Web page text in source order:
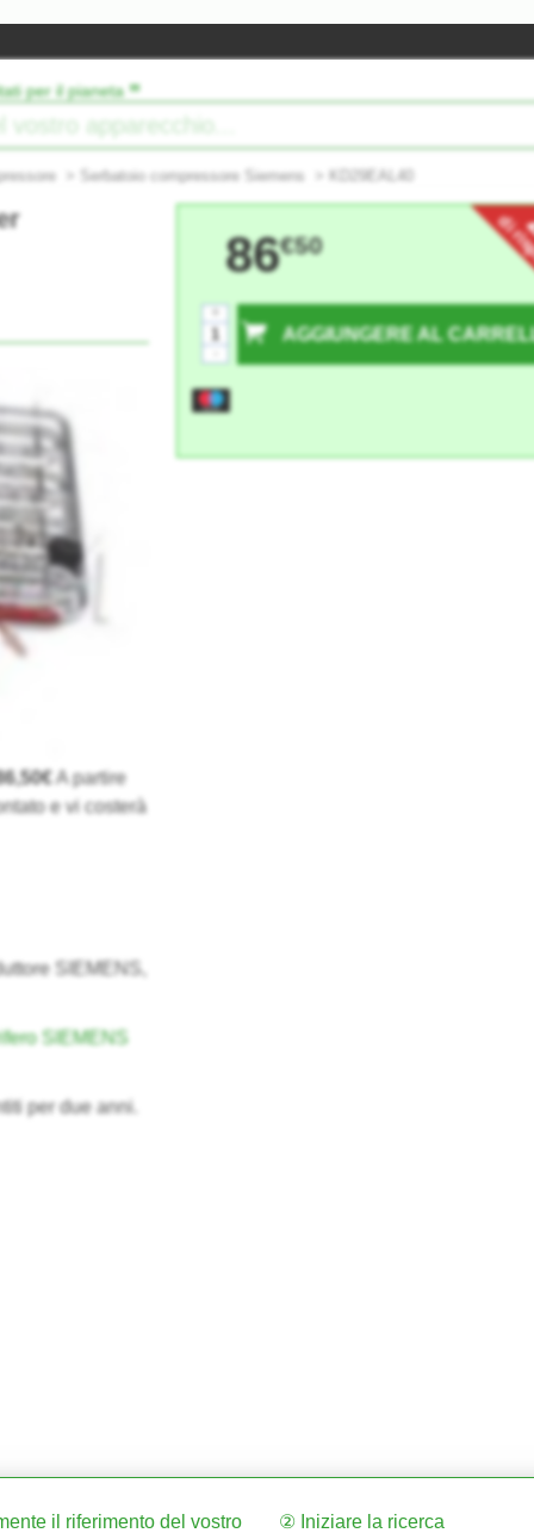
per il pianeta”
> Serbatoio compressore Siemens > KD29EAL40
A partire
e vi costerà
SIEMENS,
SIEMENS
per due anni.
di
86€50
AGGIUNGERE AL
+
il riferimento del vostro
② Iniziare la ricerca